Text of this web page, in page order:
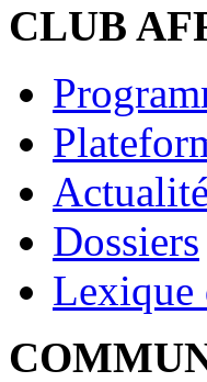
CLUB
Actualité
Dossiers